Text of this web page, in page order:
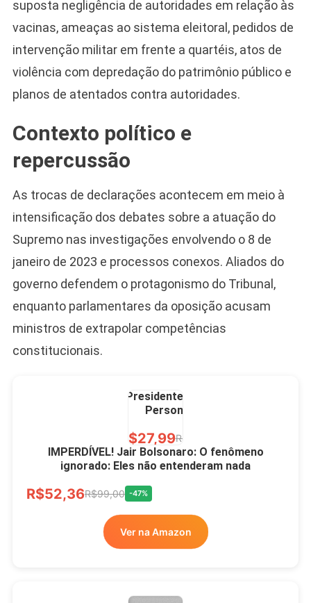
suposta negligência de autoridades em relação às
vacinas, ameaças ao sistema eleitoral, pedidos de
intervenção militar em frente a quartéis, atos de
violência com depredação do patrimônio público e
planos de atentados contra autoridades.
Contexto político e
repercussão
As trocas de declarações acontecem em meio à
intensificação dos debates sobre a atuação do
Supremo nas investigações envolvendo o 8 de
janeiro de 2023 e processos conexos. Aliados do
governo defendem o protagonismo do Tribunal,
enquanto parlamentares da oposição acusam
ministros de extrapolar competências
constitucionais.
Camiseta Camisa
2026 Pátria Brasil 6 X
R$60,00R$99,00 -39%
Ver no MERCADO
LIVRE
Presidente Porcelana
Personalizada
R$27,99R$49,00
IMPERDÍVEL! Jair Bolsonaro: O fenômeno
ignorado: Eles não entenderam nada
R$52,36R$99,00 -47%
Ver na Amazon